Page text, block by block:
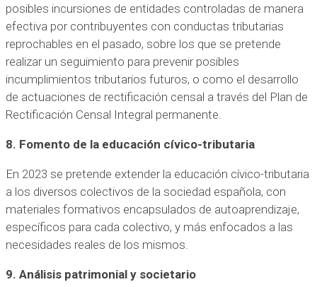
posibles incursiones de entidades controladas de manera
efectiva por contribuyentes con conductas tributarias
reprochables en el pasado, sobre los que se pretende
realizar un seguimiento para prevenir posibles
incumplimientos tributarios futuros, o como el desarrollo
de actuaciones de rectificación censal a través del Plan de
Rectificación Censal Integral permanente.
8. Fomento de la educación cívico-tributaria
En 2023 se pretende extender la educación cívico-tributaria
a los diversos colectivos de la sociedad española, con
materiales formativos encapsulados de autoaprendizaje,
específicos para cada colectivo, y más enfocados a las
necesidades reales de los mismos.
9. Análisis patrimonial y societario